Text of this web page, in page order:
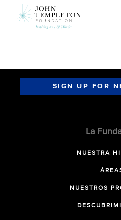
SIGN UP FOR
La
NUESTRA
NUESTROS